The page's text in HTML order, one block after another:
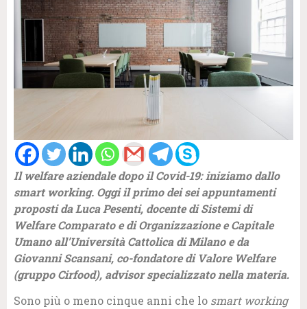
Il welfare aziendale dopo il Covid-19: iniziamo dallo
smart working. Oggi il primo dei sei appuntamenti
proposti da Luca Pesenti, docente di Sistemi di
Welfare Comparato e di Organizzazione e Capitale
Umano all’Università Cattolica di Milano e da
Giovanni Scansani, co-fondatore di Valore Welfare
(gruppo Cirfood), advisor specializzato nella materia.
Sono più o meno cinque anni che lo smart working